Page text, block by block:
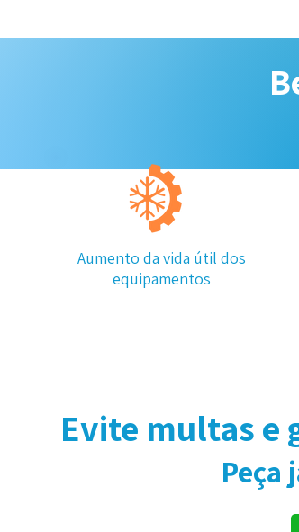
Aumento da vida útil dos
equipamentos
Evite multas e
Peça